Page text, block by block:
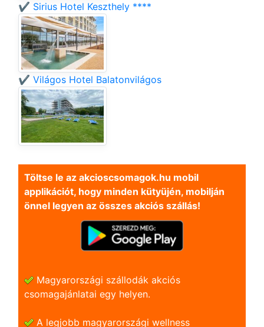
✔️ Sirius Hotel Keszthely ****
✔️ Világos Hotel Balatonvilágos
Töltse le az akcioscsomagok.hu mobil
applikációt, hogy minden kütyüjén, mobilján
önnel legyen az összes akciós szállás!
Magyarországi szállodák akciós
csomagajánlatai egy helyen.
A legjobb magyarországi wellness